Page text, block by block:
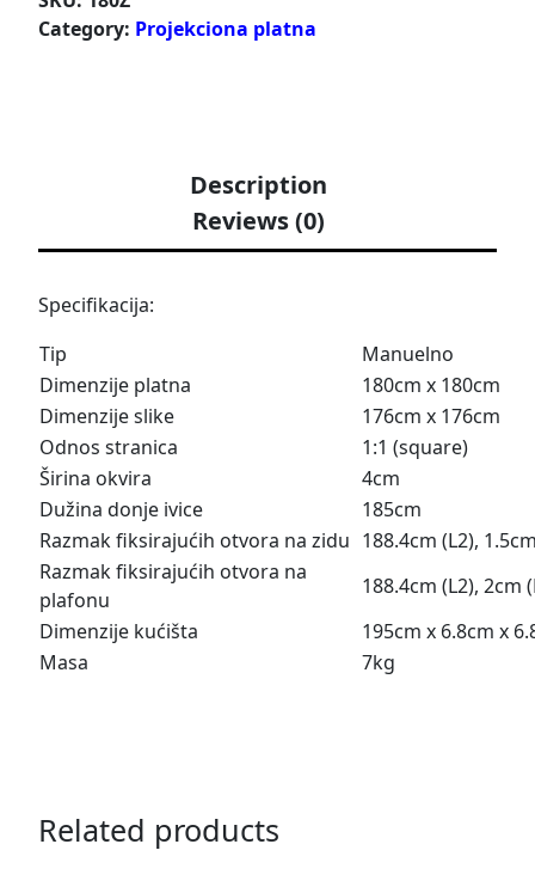
Category: Projekciona platna
Description
Reviews (0)
Specifikacija:
Tip
Manuelno
Dimenzije platna
180cm x 180cm
Dimenzije slike
176cm x 176cm
Odnos stranica
1:1 (square)
Širina okvira
4cm
Dužina donje ivice
185cm
Razmak fiksirajućih otvora na zidu 188.4cm (L2),
Razmak fiksirajućih otvora na
plafonu
188.4cm (L2), 2cm
Dimenzije kućišta
195cm x 6.8cm x
Masa
7kg
Related products